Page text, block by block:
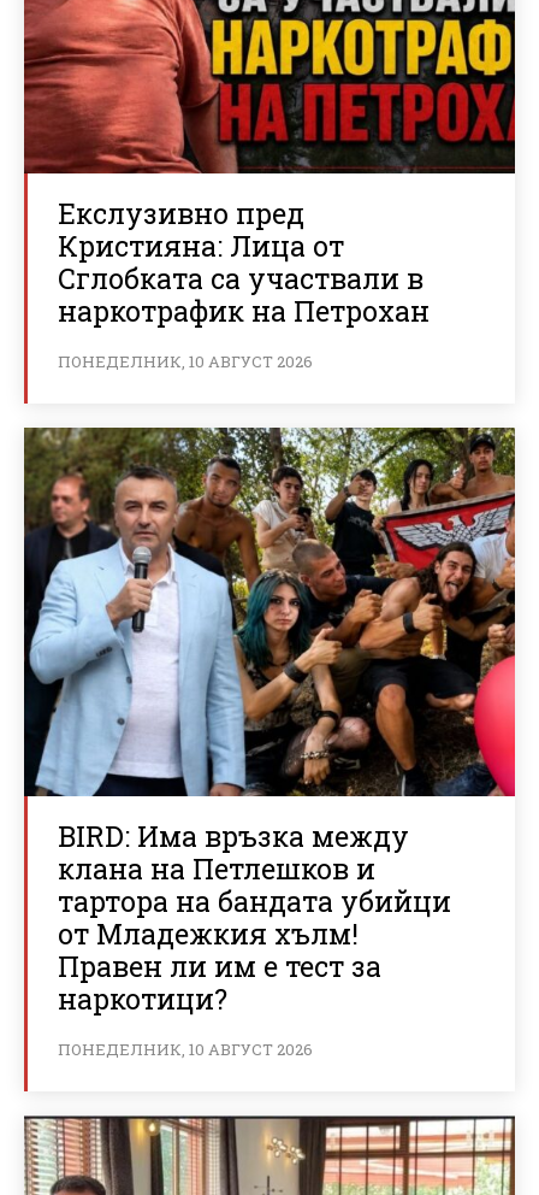
Екслузивно пред
Кристияна: Лица от
Сглобката са участвали в
наркотрафик на Петрохан
ПОНЕДЕЛНИК, 10 АВГУСТ 2026
BIRD: Има връзка между
клана на Петлешков и
тартора на бандата убийци
от Младежкия хълм!
Правен ли им е тест за
наркотици?
ПОНЕДЕЛНИК, 10 АВГУСТ 2026